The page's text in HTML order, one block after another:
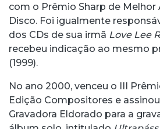
com o Prêmio Sharp de Melhor
Disco. Foi igualmente
dos CDs de sua irmã Love Lee
recebeu indicação ao mesmo
(1999).
No ano 2000, venceu o III
Edição Compositores e
Gravadora Eldorado para a